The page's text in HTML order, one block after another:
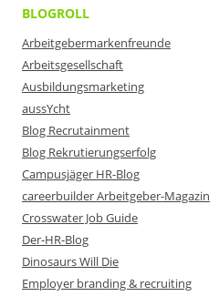
BLOGROLL
Arbeitgebermarkenfreunde
Arbeitsgesellschaft
Ausbildungsmarketing
aussYcht
Blog Recrutainment
Blog Rekrutierungserfolg
Campusjäger HR-Blog
careerbuilder Arbeitgeber-Magazin
Crosswater Job Guide
Der-HR-Blog
Dinosaurs Will Die
Employer branding & recruiting